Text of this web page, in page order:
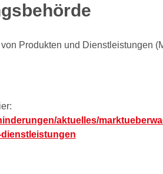
Produkten und Dienstleistungen
aktuelles/